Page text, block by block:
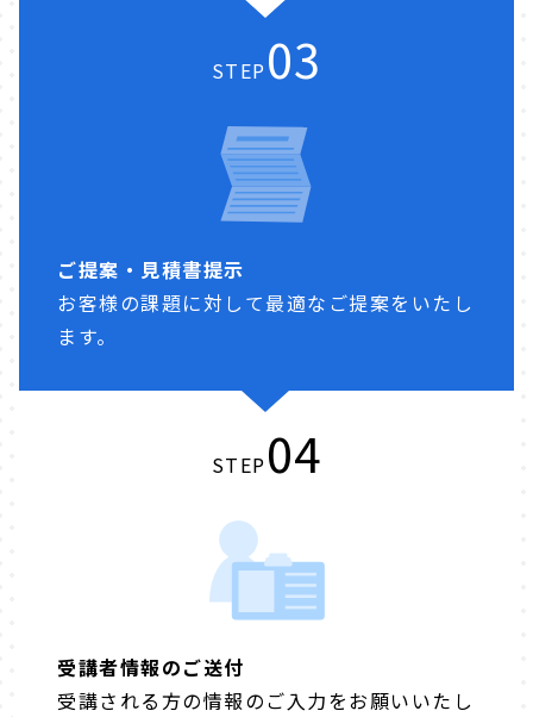
STEP03
ご提案・見積書提示
お客様の課題に対して最適なご提案をいたし
ます。
STEP04
受講者情報のご送付
受講される方の情報のご入力をお願いいたし